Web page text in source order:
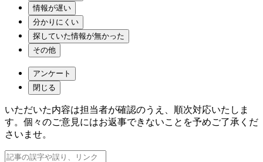
情報が遅い
分かりにくい
探していた情報が無かった
その他
アンケート
閉じる
いただいた内容は担当者が確認のうえ、順次対応いたしま
す。個々のご意見にはお返事できないことを予めご了承くだ
さいませ。